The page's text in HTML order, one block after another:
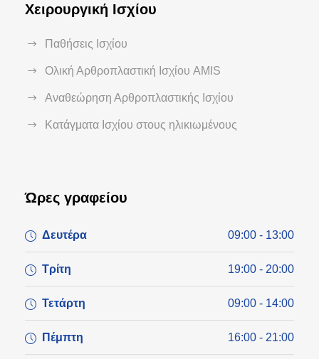
Χειρουργική Ισχίου
Παθήσεις Ισχίου
Ολική Αρθροπλαστική Ισχίου AMIS
Αναθεώρηση Αρθροπλαστικής Ισχίου
Κατάγματα Ισχίου στους ηλικιωμένους
Ώρες γραφείου
Δευτέρα 09:00 - 13:00
Τρίτη 19:00 - 20:00
Τετάρτη 09:00 - 14:00
Πέμπτη 16:00 - 21:00